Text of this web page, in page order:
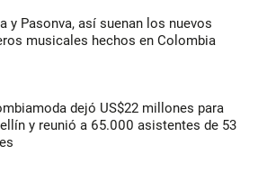
y Pasonva, así suenan los nuevos
musicales hechos en Colombia
dejó US$22 millones para
y reunió a 65.000 asistentes de 53